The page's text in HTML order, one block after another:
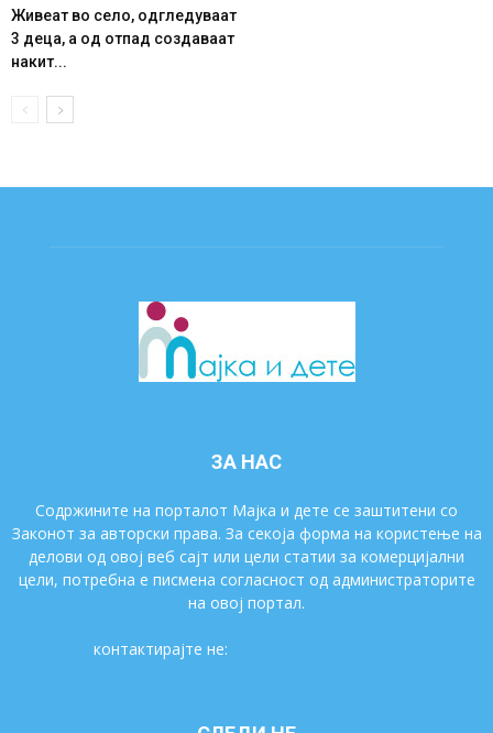
Живеат во село, одгледуваат
3 деца, а од отпад создаваат
накит...
ЗА НАС
Содржините на порталот Мајка и дете се заштитени со
Законот за авторски права. За секоја форма на користење на
делови од овој веб сајт или цели статии за комерцијални
цели, потребна е писмена согласност од администраторите
на овој портал.
контактирајте не: